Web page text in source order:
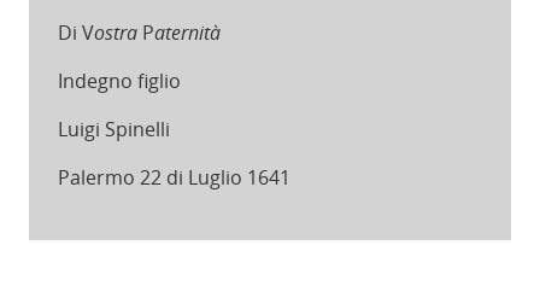
Di VostraPaternità
Indegno figlio
Luigi Spinelli
Palermo 22 di Luglio 1641